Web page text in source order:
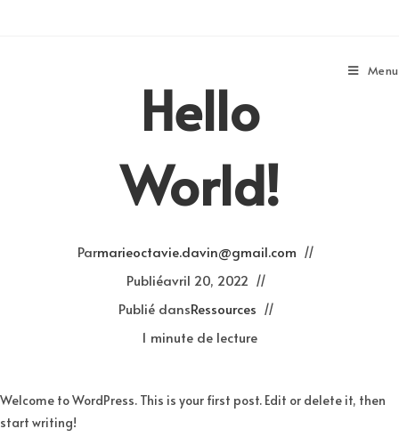
Menu
Hello
World!
Parmarieoctavie.davin@gmail.com
Publiéavril 20, 2022
Publié dansRessources
1 minute de lecture
Welcome to WordPress. This is your first post. Edit or delete it, then
start writing!